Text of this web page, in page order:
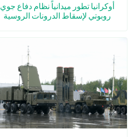
أوكرانيا تطور ميدانياً نظام دفاع جوي
روبوتي لإسقاط الدرونات الروسية